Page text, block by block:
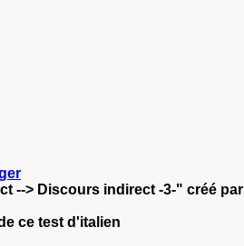
--> Discours indirect -3-" créé par
ce test d'italien